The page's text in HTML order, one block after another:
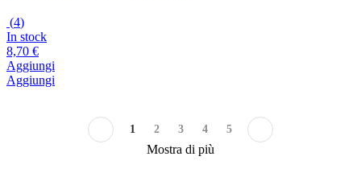
(4)
In stock
8,70 €
Aggiungi
Aggiungi
1 2 3 4 5
Mostra di più